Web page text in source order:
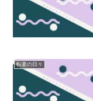
転妻の日々